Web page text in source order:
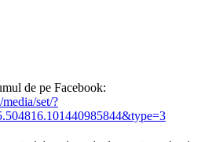
de pe Facebook:
set/?